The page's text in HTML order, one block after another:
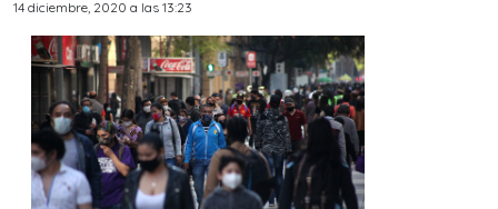
14 diciembre, 2020 a las 13:23